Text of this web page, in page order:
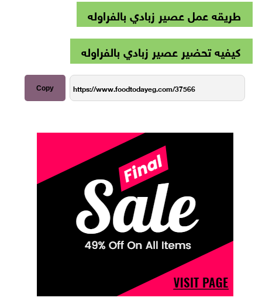
طريقه عمل عصير زبادي بالفراوله
كيفيه تحضير عصير زبادي بالفراوله
Copy